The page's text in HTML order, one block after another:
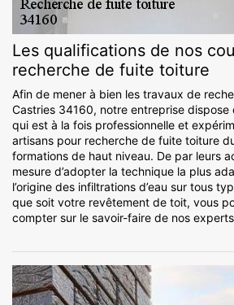
Les qualifications de nos
recherche de fuite toiture
Afin de mener à bien les travaux de
Castries 34160, notre entreprise dispose
qui est à la fois professionnelle et
artisans pour recherche de fuite toiture
formations de haut niveau. De par leurs
mesure d’adopter la technique la plus
l’origine des infiltrations d’eau sur tous
que soit votre revêtement de toit, vous
compter sur le savoir-faire de nos